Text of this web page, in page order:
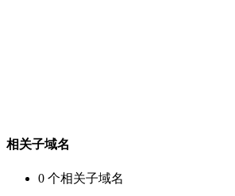
相关子域名
0 个相关子域名